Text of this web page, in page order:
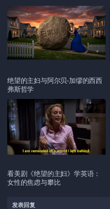
绝望的主妇与阿尔贝·加缪的西西
弗斯哲学
看美剧《绝望的主妇》学英语：
女性的焦虑与攀比
发表回复